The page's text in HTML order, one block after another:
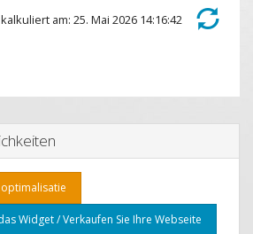
am: 25. Mai 2026 14:16:42
Widget / Verkaufen Sie Ihre Webseite